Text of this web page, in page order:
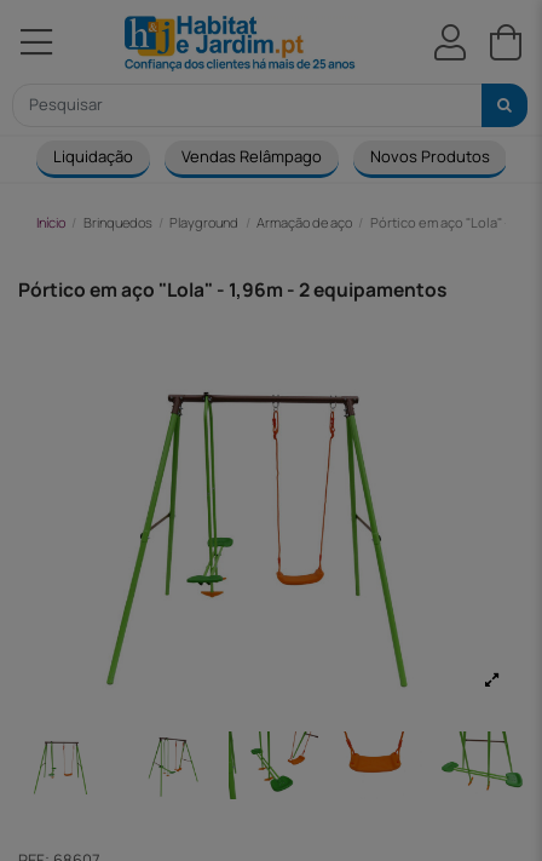
Liquidação Vendas Relâmpago Novos Produtos
Início Brinquedos Playground Armação de aço Pórtico em aço "Lola" -
Pórtico em aço "Lola" - 1,96m - 2 equipamentos